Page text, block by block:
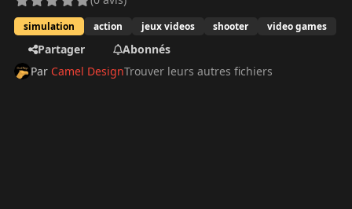
simulation action jeux videos shooter video games
Partager
Abonnés
Par Camel DesignTrouver leurs autres fichiers